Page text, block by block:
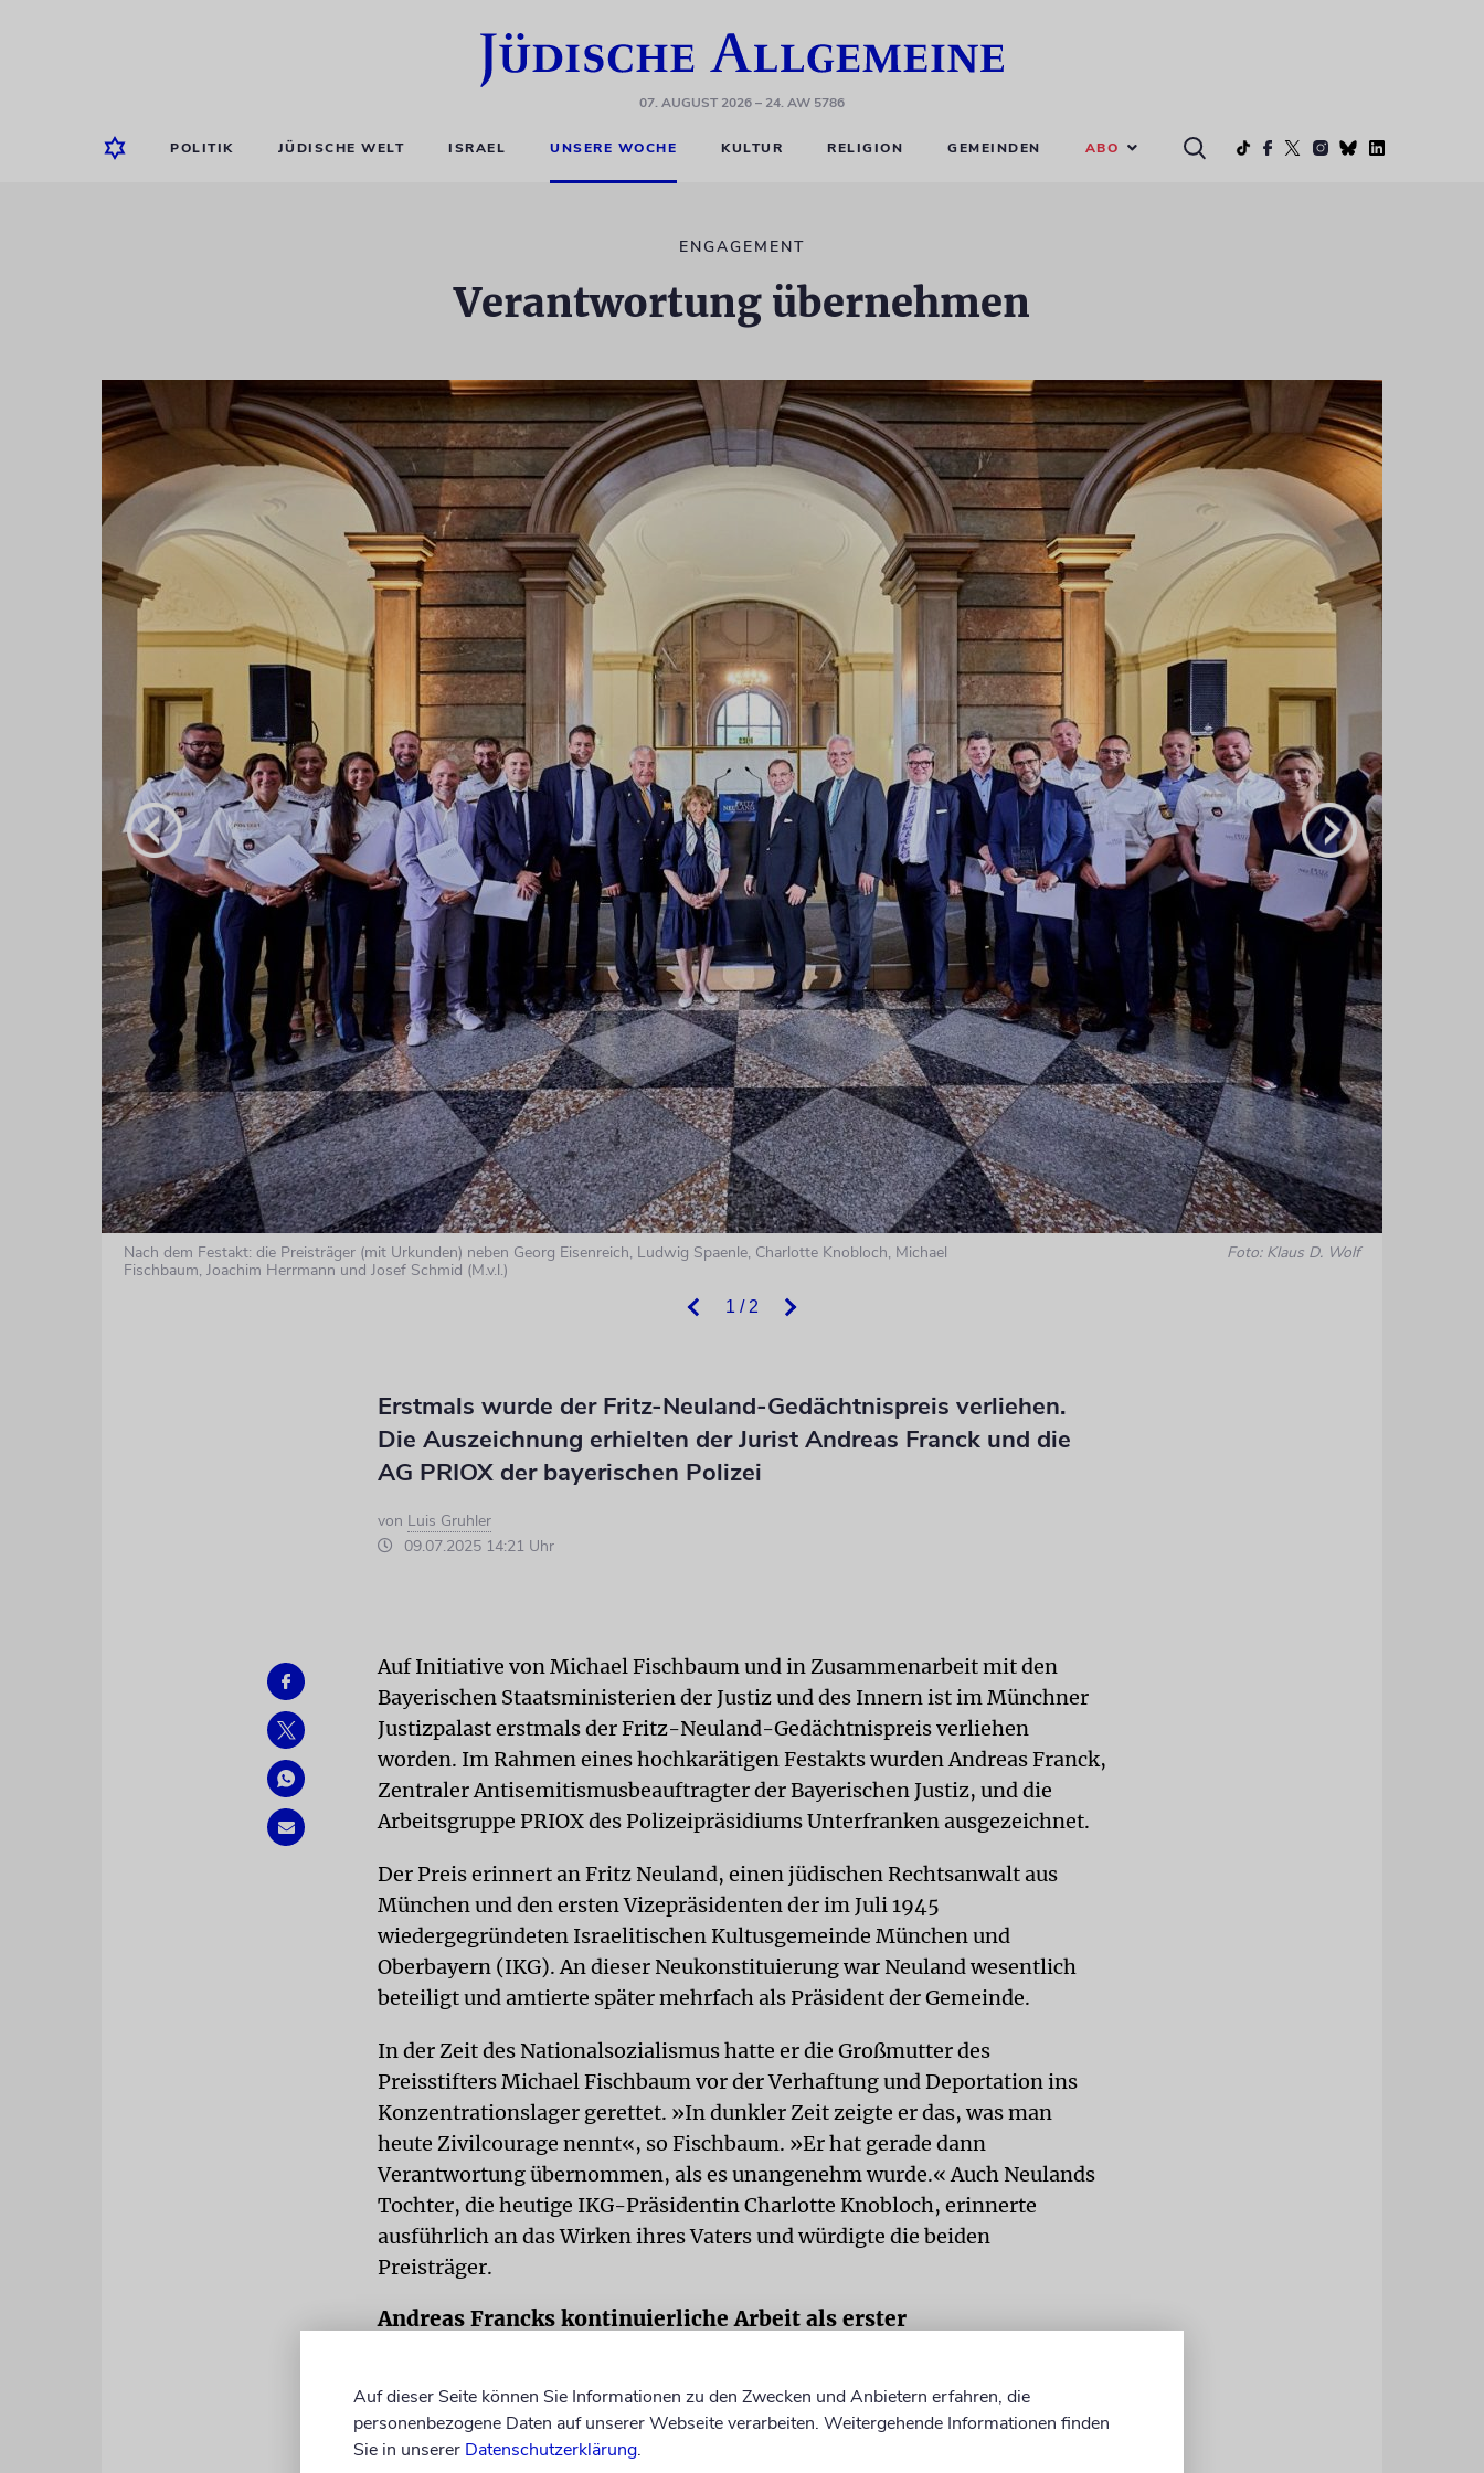
07. AUGUST 2026– 24. AW 5786
POLITIK JÜDISCHE WELT ISRAEL UNSERE WOCHE KULTUR RELIGION GEMEINDEN ABO
ENGAGEMENT
Verantwortung übernehmen
1 / 2
Nach dem Festakt: die Preisträger (mit Urkunden) neben Georg Eisenreich, Ludwig Spaenle, Charlotte Knobloch, Michael
Fischbaum, Joachim Herrmann und Josef Schmid (M.v.l.)
Foto: Klaus D. Wolf
Erstmals wurde der Fritz-Neuland-Gedächtnispreis verliehen.
Die Auszeichnung erhielten der Jurist Andreas Franck und die
AG PRIOX der bayerischen Polizei
von Luis Gruhler
09.07.2025 14:21 Uhr
Auf Initiative von Michael Fischbaum und in Zusammenarbeit mit den
Bayerischen Staatsministerien der Justiz und des Innern ist im Münchner
Justizpalast erstmals der Fritz-Neuland-Gedächtnispreis verliehen
worden. Im Rahmen eines hochkarätigen Festakts wurden Andreas Franck,
Zentraler Antisemitismusbeauftragter der Bayerischen Justiz, und die
Arbeitsgruppe PRIOX des Polizeipräsidiums Unterfranken ausgezeichnet.
Der Preis erinnert an Fritz Neuland, einen jüdischen Rechtsanwalt aus
München und den ersten Vizepräsidenten der im Juli 1945
wiedergegründeten Israelitischen Kultusgemeinde München und
Oberbayern (IKG). An dieser Neukonstituierung war Neuland wesentlich
beteiligt und amtierte später mehrfach als Präsident der Gemeinde.
In der Zeit des Nationalsozialismus hatte er die Großmutter des
Preisstifters Michael Fischbaum vor der Verhaftung und Deportation ins
Konzentrationslager gerettet. »In dunkler Zeit zeigte er das, was man
heute Zivilcourage nennt«, so Fischbaum. »Er hat gerade dann
Verantwortung übernommen, als es unangenehm wurde.« Auch Neulands
Tochter, die heutige IKG-Präsidentin Charlotte Knobloch, erinnerte
ausführlich an das Wirken ihres Vaters und würdigte die beiden
Preisträger.
Andreas Francks kontinuierliche Arbeit als erster
Für Oberstaatsanwalt und Preisträger Andreas Franck, so Knob­loch, sei
»Antisemitismus nicht nur ein Problem unter vielen, um das sich gefälligst
die jüdischen Menschen selbst kümmern sollen«. Francks kontinuierliche
Auf dieser Seite können Sie Informationen zu den Zwecken und Anbietern erfahren, die
personenbezogene Daten auf unserer Webseite verarbeiten. Weitergehende Informationen finden
Sie in unserer Datenschutzerklärung.